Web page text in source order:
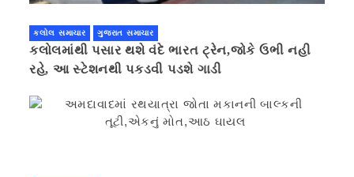
કલોલ સમાચાર ગુજરાત સમાચાર
કલોલમાંથી પસાર થશે વંદે ભારત ટ્રેન,જોકે ઉભી નહી
રહે, આ સ્ટેશનથી પકડવી પડશે ગાડી